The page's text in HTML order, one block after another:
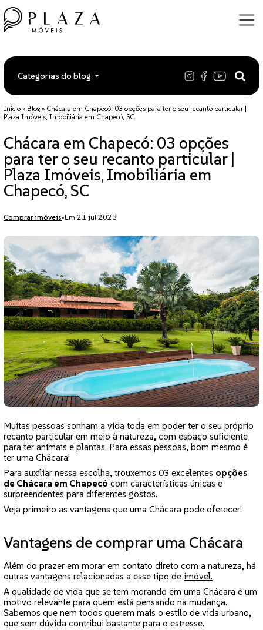
Categorias do blog
Início » Blog » Chácara em Chapecó: 03 opções para ter o seu recanto particular |
Plaza Imóveis, Imobiliária em Chapecó, SC
Chácara em Chapecó: 03 opções
para ter o seu recanto particular |
Plaza Imóveis, Imobiliária em
Chapecó, SC
Comprar imóveis•Em 21 jul 2023
Muitas pessoas sonham a vida toda em poder ter o seu próprio
recanto particular em meio à natureza, com espaço suficiente
para ter animais e plantas. Para essas pessoas, bom mesmo é
ter uma Chácara!
Para auxiliar nessa escolha, trouxemos 03 excelentes opções
de Chácara em Chapecó com características únicas e
surpreendentes para diferentes gostos.
Veja primeiro as vantagens que uma Chácara pode oferecer!
Vantagens de comprar uma Chácara
Além do prazer em morar em contato direto com a natureza, há
outras vantagens relacionadas a esse tipo de imóvel.
A qualidade de vida que se tem morando em uma Chácara é um
motivo relevante para quem está pensando na mudança.
Sabemos que nem todos querem mais o estilo de vida urbano,
que sem dúvida contribui bastante para o estresse.